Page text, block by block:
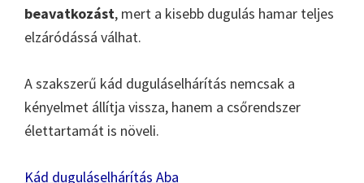
beavatkozást, mert a kisebb dugulás hamar teljes
elzáródássá válhat.
A szakszerű kád duguláselhárítás nemcsak a
kényelmet állítja vissza, hanem a csőrendszer
élettartamát is növeli.
Kád duguláselhárítás Aba